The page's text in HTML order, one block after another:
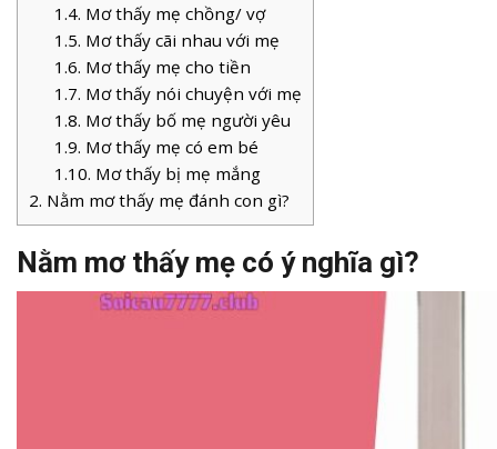
1.4. Mơ thấy mẹ chồng/ vợ
1.5. Mơ thấy cãi nhau với mẹ
1.6. Mơ thấy mẹ cho tiền
1.7. Mơ thấy nói chuyện với mẹ
1.8. Mơ thấy bố mẹ người yêu
1.9. Mơ thấy mẹ có em bé
1.10. Mơ thấy bị mẹ mắng
2. Nằm mơ thấy mẹ đánh con gì?
Nằm mơ thấy mẹ có ý nghĩa gì?